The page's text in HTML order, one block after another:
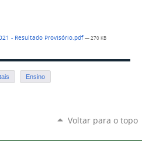
- Resultado Provisório.pdf— 270 KB
Ensino
Voltar para o topo